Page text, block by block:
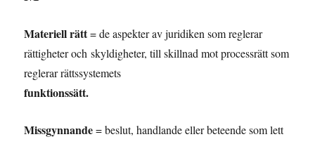
Materiell rätt= de aspekter av juridiken som reglerar
rättigheter och skyldigheter, till skillnad mot processrätt som
reglerar rättssystemets
funktionssätt.
Missgynnande= beslut, handlande eller beteende som lett